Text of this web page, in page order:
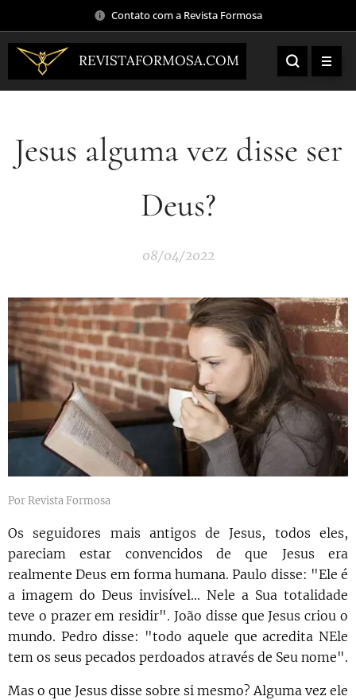
Contato com a Revista Formosa
REVISTAFORMOSA.COM
Jesus alguma vez disse ser
Deus?
08/04/2022
Por Revista Formosa
Os seguidores mais antigos de Jesus, todos eles,
pareciam estar convencidos de que Jesus era
realmente Deus em forma humana. Paulo disse: "Ele é
a imagem do Deus invisível... Nele a Sua totalidade
teve o prazer em residir". João disse que Jesus criou o
mundo. Pedro disse: "todo aquele que acredita NEle
tem os seus pecados perdoados através de Seu nome".
Mas o que Jesus disse sobre si mesmo? Alguma vez ele